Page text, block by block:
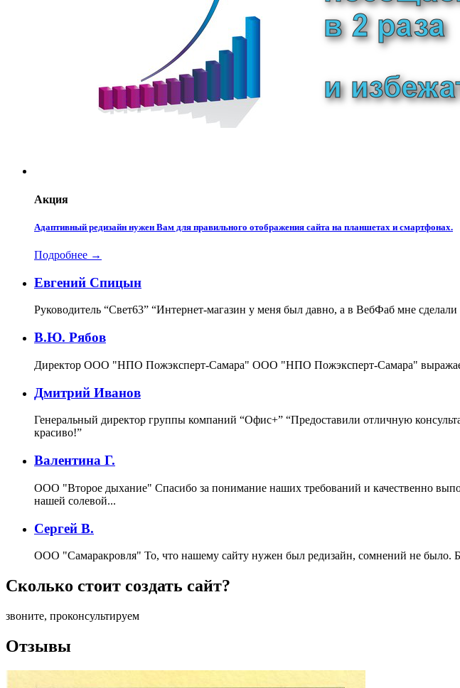
Акция
Адаптивный редизайн нужен Вам для правильного отображения сайта на планшетах и смартфонах.
Подробнее →
Евгений Спицын
Руководитель “Свет63” “Интернет-магазин у меня был давно, а в ВебФаб мне
В.Ю. Рябов
Директор ООО "НПО Пожэксперт-Самара" ООО "НПО Пожэксперт-Самара"
Дмитрий Иванов
Генеральный директор группы компаний “Офис+” “Предоставили отличную
красиво!”
Валентина Г.
ООО "Второе дыхание" Спасибо за понимание наших требований и качественно
нашей солевой...
Сергей В.
ООО "Самаракровля" То, что нашему сайту нужен был редизайн, сомнений не было.
Сколько стоит создать сайт?
звоните, проконсультируем
Отзывы